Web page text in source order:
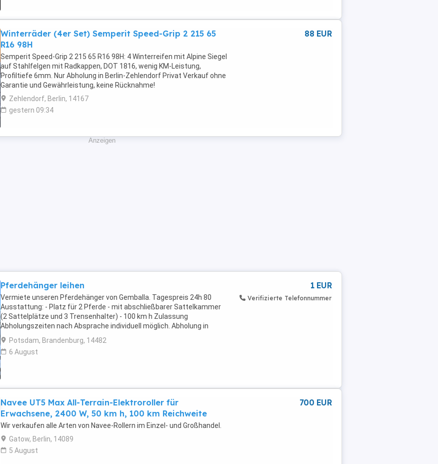
Winterräder (4er Set) Semperit Speed-Grip 2 215 65
R16 98H
Semperit Speed-Grip 2 215 65 R16 98H: 4 Winterreifen mit Alpine Siegel
auf Stahlfelgen mit Radkappen, DOT 1816, wenig KM-Leistung,
Profiltiefe 6mm. Nur Abholung in Berlin-Zehlendorf Privat Verkauf ohne
Garantie und Gewährleistung, keine Rücknahme!
Zehlendorf, Berlin, 14167
gestern 09:34
88 EUR
Anzeigen
Pferdehänger leihen
Vermiete unseren Pferdehänger von Gemballa. Tagespreis 24h 80
Ausstattung: - Platz für 2 Pferde - mit abschließbarer Sattelkammer
(2 Sattelplätze und 3 Trensenhalter) - 100 km h Zulassung
Abholungszeiten nach Absprache individuell möglich. Abholung in
14548 Schwielowsee OT Geltow. Bei längerer ...
Potsdam, Brandenburg, 14482
6 August
1 EUR
Verifizierte Telefonnummer
Navee UT5 Max All-Terrain-Elektroroller für
Erwachsene, 2400 W, 50 km h, 100 km Reichweite
Wir verkaufen alle Arten von Navee-Rollern im Einzel- und Großhandel.
Gatow, Berlin, 14089
5 August
700 EUR